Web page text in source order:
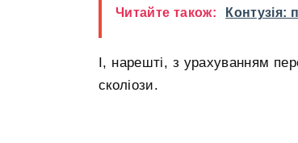
Читайте також: Контузія:
І, нарешті, з урахуванням
сколіози.